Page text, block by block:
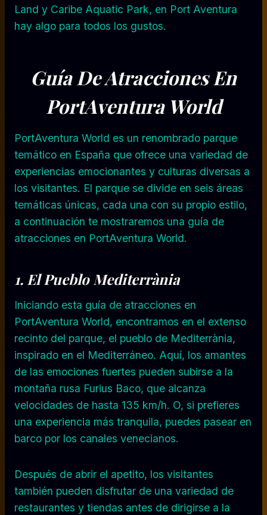
Land y Caribe Aquatic Park, en Port Aventura
hay algo para todos los gustos.
Guía De Atracciones En
PortAventuraWorld
PortAventura World es un renombrado parque
temático en España que ofrece una variedad de
experiencias emocionantes y culturas diversas a
los visitantes. El parque se divide en seis áreas
temáticas únicas, cada una con su propio estilo,
a continuación te mostraremos una guía de
atracciones en PortAventura World.
1. El Pueblo Mediterrània
Iniciando esta guía de atracciones en
PortAventura World, encontramos en el extenso
recinto del parque, el pueblo de Mediterrània,
inspirado en el Mediterráneo. Aquí, los amantes
de las emociones fuertes pueden subirse a la
montaña rusa Furius Baco, que alcanza
velocidades de hasta 135 km/h. O, si prefieres
una experiencia más tranquila, puedes pasear en
barco por los canales venecianos.
Después de abrir el apetito, los visitantes
también pueden disfrutar de una variedad de
restaurantes y tiendas antes de dirigirse a la